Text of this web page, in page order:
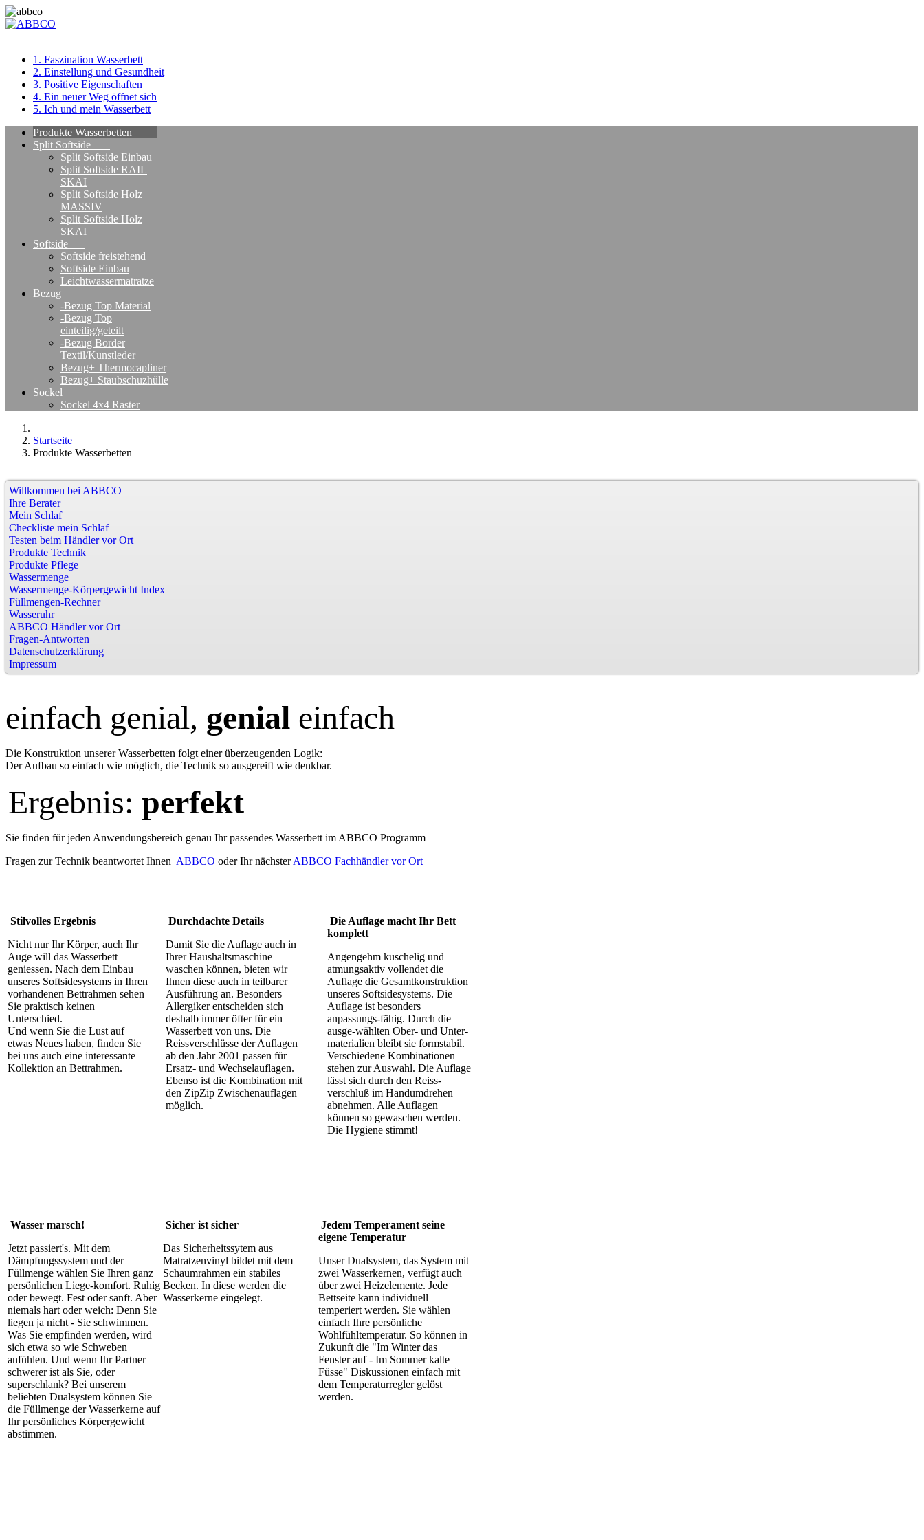
1. Faszination Wasserbett
2. Einstellung und Gesundheit
3. Positive Eigenschaften
4. Ein neuer Weg öffnet sich
5. Ich und mein Wasserbett
Produkte Wasserbetten
Split Softside
Split Softside Einbau
Split Softside RAIL
SKAI
Split Softside Holz
MASSIV
Split Softside Holz
SKAI
Softside
Softside freistehend
Softside Einbau
Leichtwassermatratze
Bezug
-Bezug Top Material
-Bezug Top
einteilig/geteilt
-Bezug Border
Textil/Kunstleder
Bezug+ Thermocapliner
Bezug+ Staubschuzhülle
Sockel
Sockel 4x4 Raster
Startseite
Produkte Wasserbetten
Willkommen bei ABBCO
Ihre Berater
Mein Schlaf
Checkliste mein Schlaf
Testen beim Händler vor Ort
Produkte Technik
Produkte Pflege
Wassermenge
Wassermenge-Körpergewicht Index
Füllmengen-Rechner
Wasseruhr
ABBCO Händler vor Ort
Fragen-Antworten
Datenschutzerklärung
Impressum
einfach genial, genial einfach
Die Konstruktion unserer Wasserbetten folgt einer überzeugenden Logik:
Der Aufbau so einfach wie möglich, die Technik so ausgereift wie denkbar.
Ergebnis: perfekt
Sie finden für jeden Anwendungsbereich genau Ihr passendes Wasserbett im ABBCO Programm
Fragen zur Technik beantwortet Ihnen ABBCO oder Ihr nächsterABBCO Fachhändler vor Ort
Stilvolles Ergebnis
Nicht nur Ihr Körper, auch Ihr
Auge will das Wasserbett
geniessen. Nach dem Einbau
unseres Softsidesystems in Ihren
vorhandenen Bettrahmen sehen
Sie praktisch keinen
Unterschied.
Und wenn Sie die Lust auf
etwas Neues haben, finden Sie
bei uns auch eine interessante
Kollektion an Bettrahmen.
Durchdachte Details
Damit Sie die Auflage auch in
Ihrer Haushaltsmaschine
waschen können, bieten wir
Ihnen diese auch in teilbarer
Ausführung an. Besonders
Allergiker entscheiden sich
deshalb immer öfter für ein
Wasserbett von uns. Die
Reissverschlüsse der Auflagen
ab den Jahr 2001 passen für
Ersatz- und Wechselauflagen.
Ebenso ist die Kombination mit
den ZipZip Zwischenauflagen
möglich.
Die Auflage macht Ihr Bett
komplett
Angengehm kuschelig und
atmungsaktiv vollendet die
Auflage die Gesamtkonstruktion
unseres Softsidesystems. Die
Auflage ist besonders
anpassungs-fähig. Durch die
ausge-wählten Ober- und Unter-
materialien bleibt sie formstabil.
Verschiedene Kombinationen
stehen zur Auswahl. Die Auflage
lässt sich durch den Reiss-
verschluß im Handumdrehen
abnehmen. Alle Auflagen
können so gewaschen werden.
Die Hygiene stimmt!
Wasser marsch!
Jetzt passiert's. Mit dem
Dämpfungssystem und der
Füllmenge wählen Sie Ihren ganz
persönlichen Liege-komfort. Ruhig
oder bewegt. Fest oder sanft. Aber
niemals hart oder weich: Denn Sie
liegen ja nicht - Sie schwimmen.
Was Sie empfinden werden, wird
sich etwa so wie Schweben
anfühlen. Und wenn Ihr Partner
schwerer ist als Sie, oder
superschlank? Bei unserem
beliebten Dualsystem können Sie
die Füllmenge der Wasserkerne auf
Ihr persönliches Körpergewicht
abstimmen.
Sicher ist sicher
Das Sicherheitssytem aus
Matratzenvinyl bildet mit dem
Schaumrahmen ein stabiles
Becken. In diese werden die
Wasserkerne eingelegt.
Jedem Temperament seine
eigene Temperatur
Unser Dualsystem, das System mit
zwei Wasserkernen, verfügt auch
über zwei Heizelemente. Jede
Bettseite kann individuell
temperiert werden. Sie wählen
einfach Ihre persönliche
Wohlfühltemperatur. So können in
Zukunft die "Im Winter das
Fenster auf - Im Sommer kalte
Füsse" Diskussionen einfach mit
dem Temperaturregler gelöst
werden.